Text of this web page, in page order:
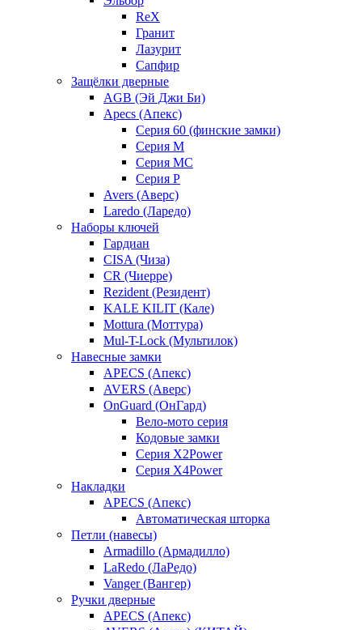
ReX
Гранит
Лазурит
Сапфир
Защёлки дверные
AGB (Эй Джи Би)
Apecs (Апекс)
Серия 60 (финские замки)
Серия M
Серия MC
Серия P
Avers (Аверс)
Laredo (Ларедо)
Наборы ключей
Гардиан
CISA (Чиза)
CR (Чиерре)
Rezident (Резидент)
KALE KILIT (Кале)
Mottura (Моттура)
Mul-T-Lock (Мультилок)
Навесные замки
APECS (Апекс)
AVERS (Аверс)
OnGuard (ОнГард)
Вело-мото серия
Кодовые замки
Серия X2Power
Серия X4Power
Накладки
APECS (Апекс)
Автоматическая шторка
Петли (навесы)
Armadillo (Армадилло)
LaRedo (ЛаРедо)
Vanger (Вангер)
Ручки дверные
APECS (Апекс)